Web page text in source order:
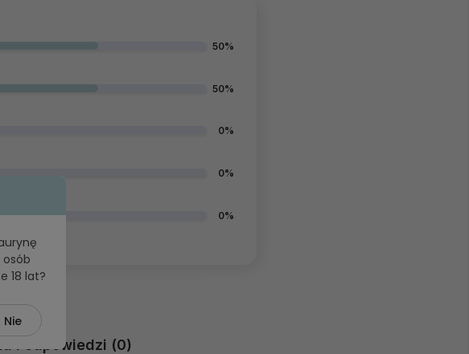
50%
50%
0%
0%
0%
i odpowiedzi (0)
osób
18 lat?
Nie